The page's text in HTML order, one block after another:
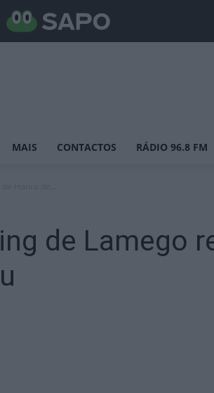
MAIS CONTACTOS RÁDIO 96.8 FM
de Lamego